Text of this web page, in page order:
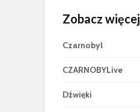
Zobacz więcej
Czarnobyl
CZARNOBYLive
Dźwięki